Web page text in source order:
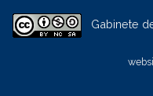
Gabinete